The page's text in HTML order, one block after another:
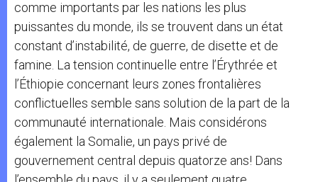
comme importants par les nations les plus
puissantes du monde, ils se trouvent dans un état
constant d’instabilité, de guerre, de disette et de
famine. La tension continuelle entre l’Érythrée et
l’Éthiopie concernant leurs zones frontalières
conflictuelles semble sans solution de la part de la
communauté internationale. Mais considérons
également la Somalie, un pays privé de
gouvernement central depuis quatorze ans! Dans